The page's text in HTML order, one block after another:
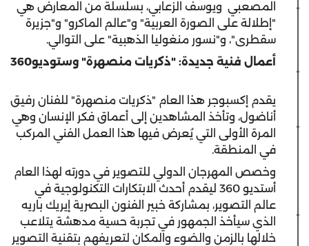
المصعبي ويوسف الزعابي، بسلسلة من المعارض هي
"إطلالة على الصورة العربية" و"عالم الماكرو" و"جزيرة
سقطرى"، و"نسور منغوليا الذهبية" على التوالي.
أعمال فنية جديدة: "ذكريات منصهرة" وستوديو360
يقدم إكسبوجر هذا العام "ذكريات منصهرة" للفنان رفيق
أناضول، وتأخذ المشاهدين إلى أعماق فكر الإنسان وهي
المرة الأولى التي يُعرض فيها هذا العمل الفني المركب
في المنطقة.
وخصص المهرجان الدولي للتصوير في دورته لهذا العام
أستديو 360 ليقدم أحدث الابتكارات التكنولوجية في
عالم التصوير، بمشاركة خبير الفنون البصرية إيريك باريه
الذي سيأخذ الجمهور في تجربة حسية مدهشة يتلاعب
خلالها بالزمن والضوء والمكان لتعريفهم بتقنية التصوير